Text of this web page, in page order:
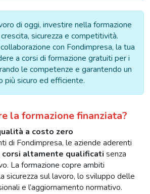
di oggi, investire nella formazione
sicurezza e competitività.
con Fondimpresa, la tua
a corsi di formazione gratuiti per i
le competenze e garantendo un
più sicuro ed efficiente.
la formazione finanziata?
a costo zero
di Fondimpresa, le aziende aderenti
corsi altamente qualificati senza
La formazione copre ambiti
sicurezza sul lavoro, lo sviluppo delle
e l’aggiornamento normativo.